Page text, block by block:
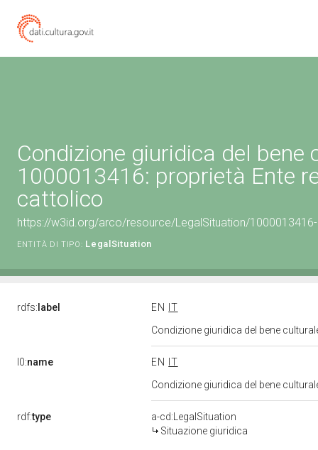
Condizione giuridica del bene
1000013416: proprietà Ente
cattolico
https://w3id.org/arco/resource/LegalSituation/
ENTITÀ DI TIPO: LegalSituation
rdfs: label EN
IT
Condizione giuridica del bene
l0:name EN
IT
Condizione giuridica del bene
rdf:type
a-cd:LegalSituation
Situazione giuridica